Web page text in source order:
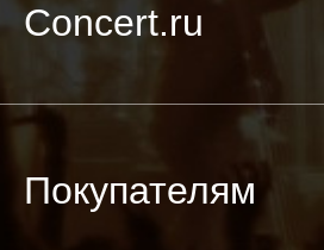
Concert.ru
Покупателям